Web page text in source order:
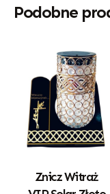
Podobne
Znicz Witraż